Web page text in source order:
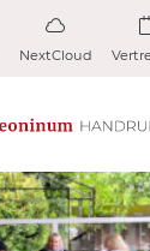
NextCloud